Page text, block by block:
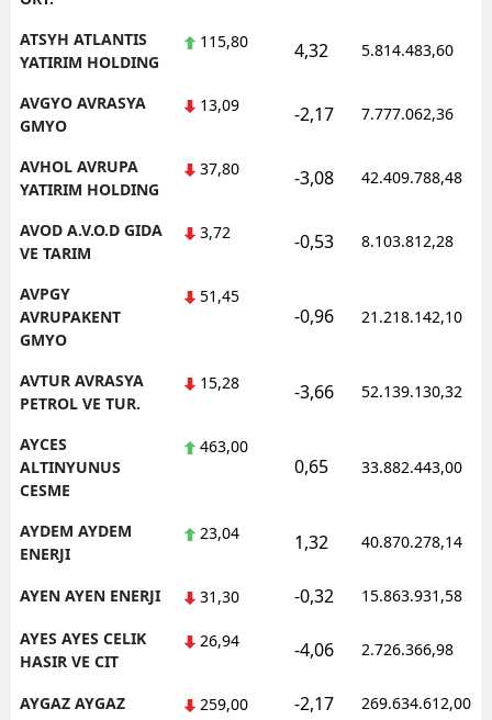
ATSYH ATLANTIS
YATIRIM HOLDING
115,80 4,32 5.814.483,60
AVGYO AVRASYA
GMYO
13,09 -2,17 7.777.062,36
AVHOL AVRUPA
YATIRIM HOLDING
37,80 -3,08 42.409.788,48
AVOD A.V.O.D GIDA
VE TARIM
3,72 -0,53 8.103.812,28
AVPGY
AVRUPAKENT
GMYO
51,45
-0,96 21.218.142,10
AVTUR AVRASYA
PETROL VE TUR.
15,28 -3,66 52.139.130,32
AYCES
ALTINYUNUS
CESME
463,00
0,65 33.882.443,00
AYDEM AYDEM
ENERJI
23,04 1,32 40.870.278,14
AYEN AYEN ENERJI 31,30 -0,32 15.863.931,58
AYES AYES CELIK
HASIR VE CIT
26,94 -4,06 2.726.366,98
AYGAZ AYGAZ 259,00 -2,17 269.634.612,00